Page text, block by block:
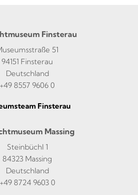
Finsterau
51
94151 Finsterau
Deutschland
+49 8557 9606 0
Finsterau
Massing
Steinbüchl 1
84323 Massing
Deutschland
+49 8724 9603 0